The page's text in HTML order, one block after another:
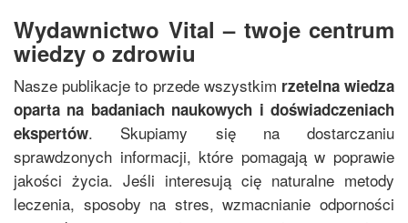
Wydawnictwo Vital – twoje centrum
wiedzy o zdrowiu
Nasze publikacje to przede wszystkim rzetelna wiedza
oparta na badaniach naukowych i doświadczeniach
ekspertów. Skupiamy się na dostarczaniu
sprawdzonych informacji, które pomagają w poprawie
jakości życia. Jeśli interesują cię naturalne metody
leczenia, sposoby na stres, wzmacnianie odporności